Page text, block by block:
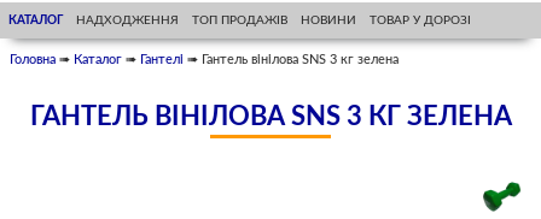
КАТАЛОГ НАДХОДЖЕННЯ ТОП ПРОДАЖІВ НОВИНИ ТОВАР У ДОРОЗІ
Головна ➠ Каталог ➠ Гантелі ➠ Гантель вінілова SNS 3 кг зелена
ГАНТЕЛЬ ВІНІЛОВА SNS 3 КГ ЗЕЛЕНА